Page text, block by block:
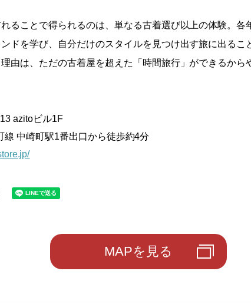
ることで得られるのは、単なる古着選び以上の体験。各
ドを学び、自分だけのスタイルを見つけ出す旅に出るこ
由は、ただの古着屋を超えた「時間旅行」ができるか
azitoビル1F
線 中崎町駅1番出口から徒歩約4分
MAPを見る